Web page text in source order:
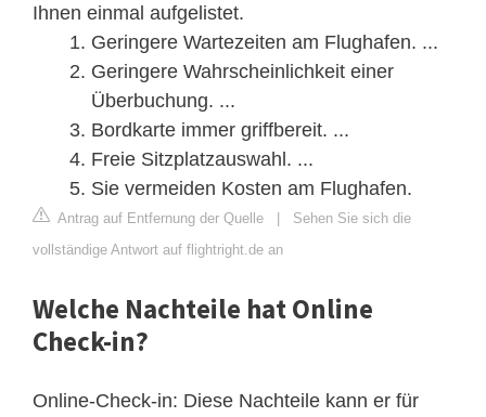
Ihnen einmal aufgelistet.
Geringere Wartezeiten am Flughafen. ...
Geringere Wahrscheinlichkeit einer
Überbuchung. ...
Bordkarte immer griffbereit. ...
Freie Sitzplatzauswahl. ...
Sie vermeiden Kosten am Flughafen.
Antrag auf Entfernung der Quelle | Sehen Sie sich die
vollständige Antwort auf flightright.de an
Welche Nachteile hat Online
Check-in?
Online-Check-in: Diese Nachteile kann er für